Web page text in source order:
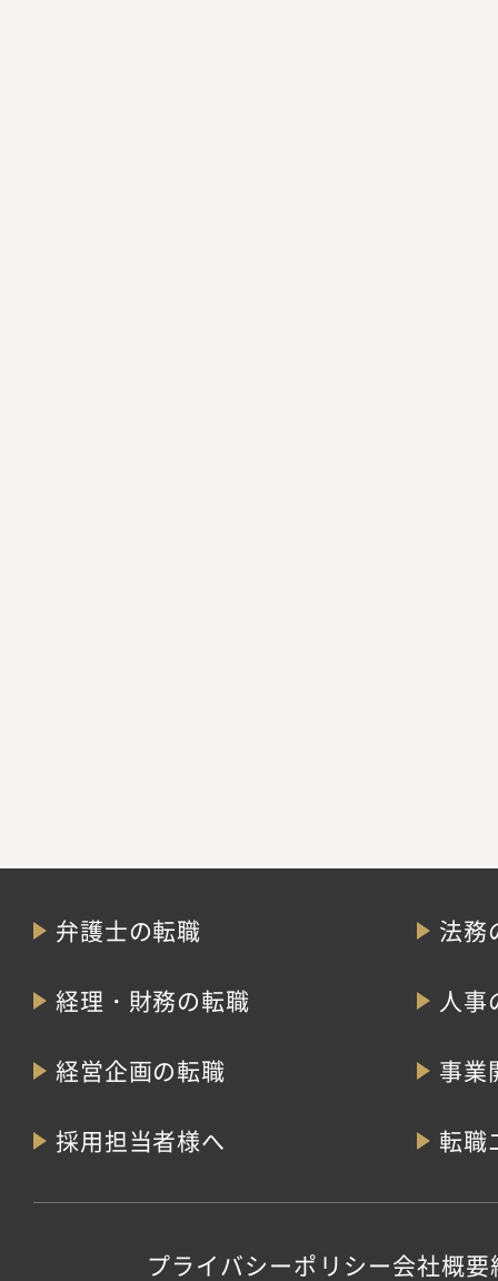
弁護士の転職 法務
経理・財務の転職 人事
経営企画の転職 事業
採用担当者様へ 転職
プライバシーポリシー会社概要